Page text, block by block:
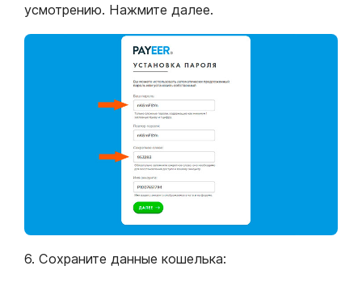
усмотрению. Нажмите далее.
6. Сохраните данные кошелька: